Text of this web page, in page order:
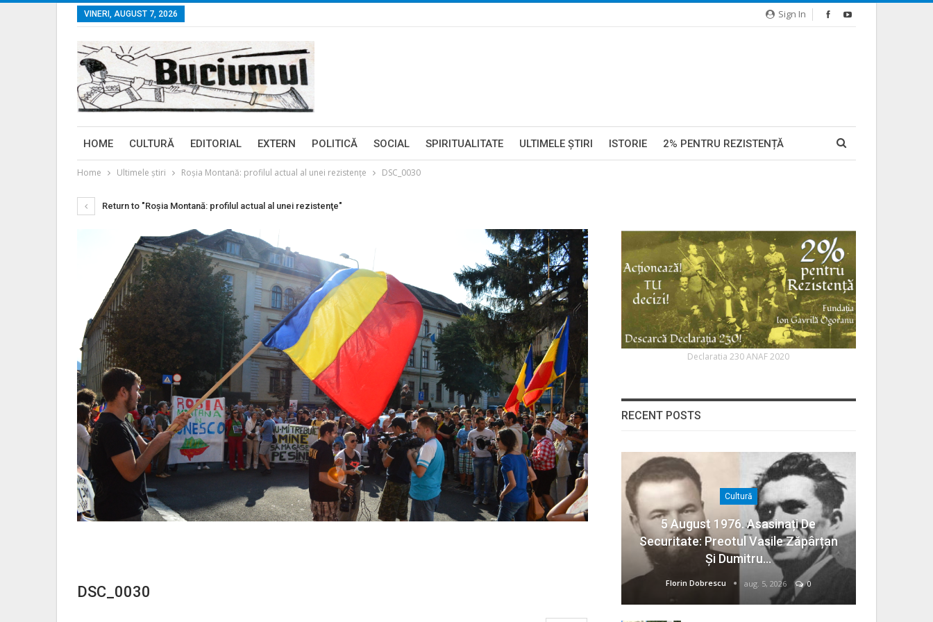
Sign In
VINERI, AUGUST 7, 2026
HOME CULTURĂ EDITORIAL EXTERN POLITICĂ SOCIAL SPIRITUALITATE ULTIMELE ŞTIRI ISTORIE 2% PENTRU REZISTENȚĂ
Home Ultimele ştiri Roşia Montană: profilul actual al unei rezistenţe DSC_0030
Return to "Roşia Montană: profilul actual al unei rezistenţe"
DSC_0030
Declaratia 230 ANAF 2020
RECENT POSTS
Cultură
5 August 1976. Asasinați De
Securitate: Preotul Vasile Zăpârțan
Și Dumitru…
Florin Dobrescu aug. 5, 2026 0